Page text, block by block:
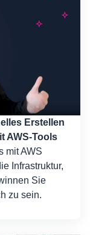
Erstellen
AWS-Tools
mit AWS
Infrastruktur,
Sie
zu sein.